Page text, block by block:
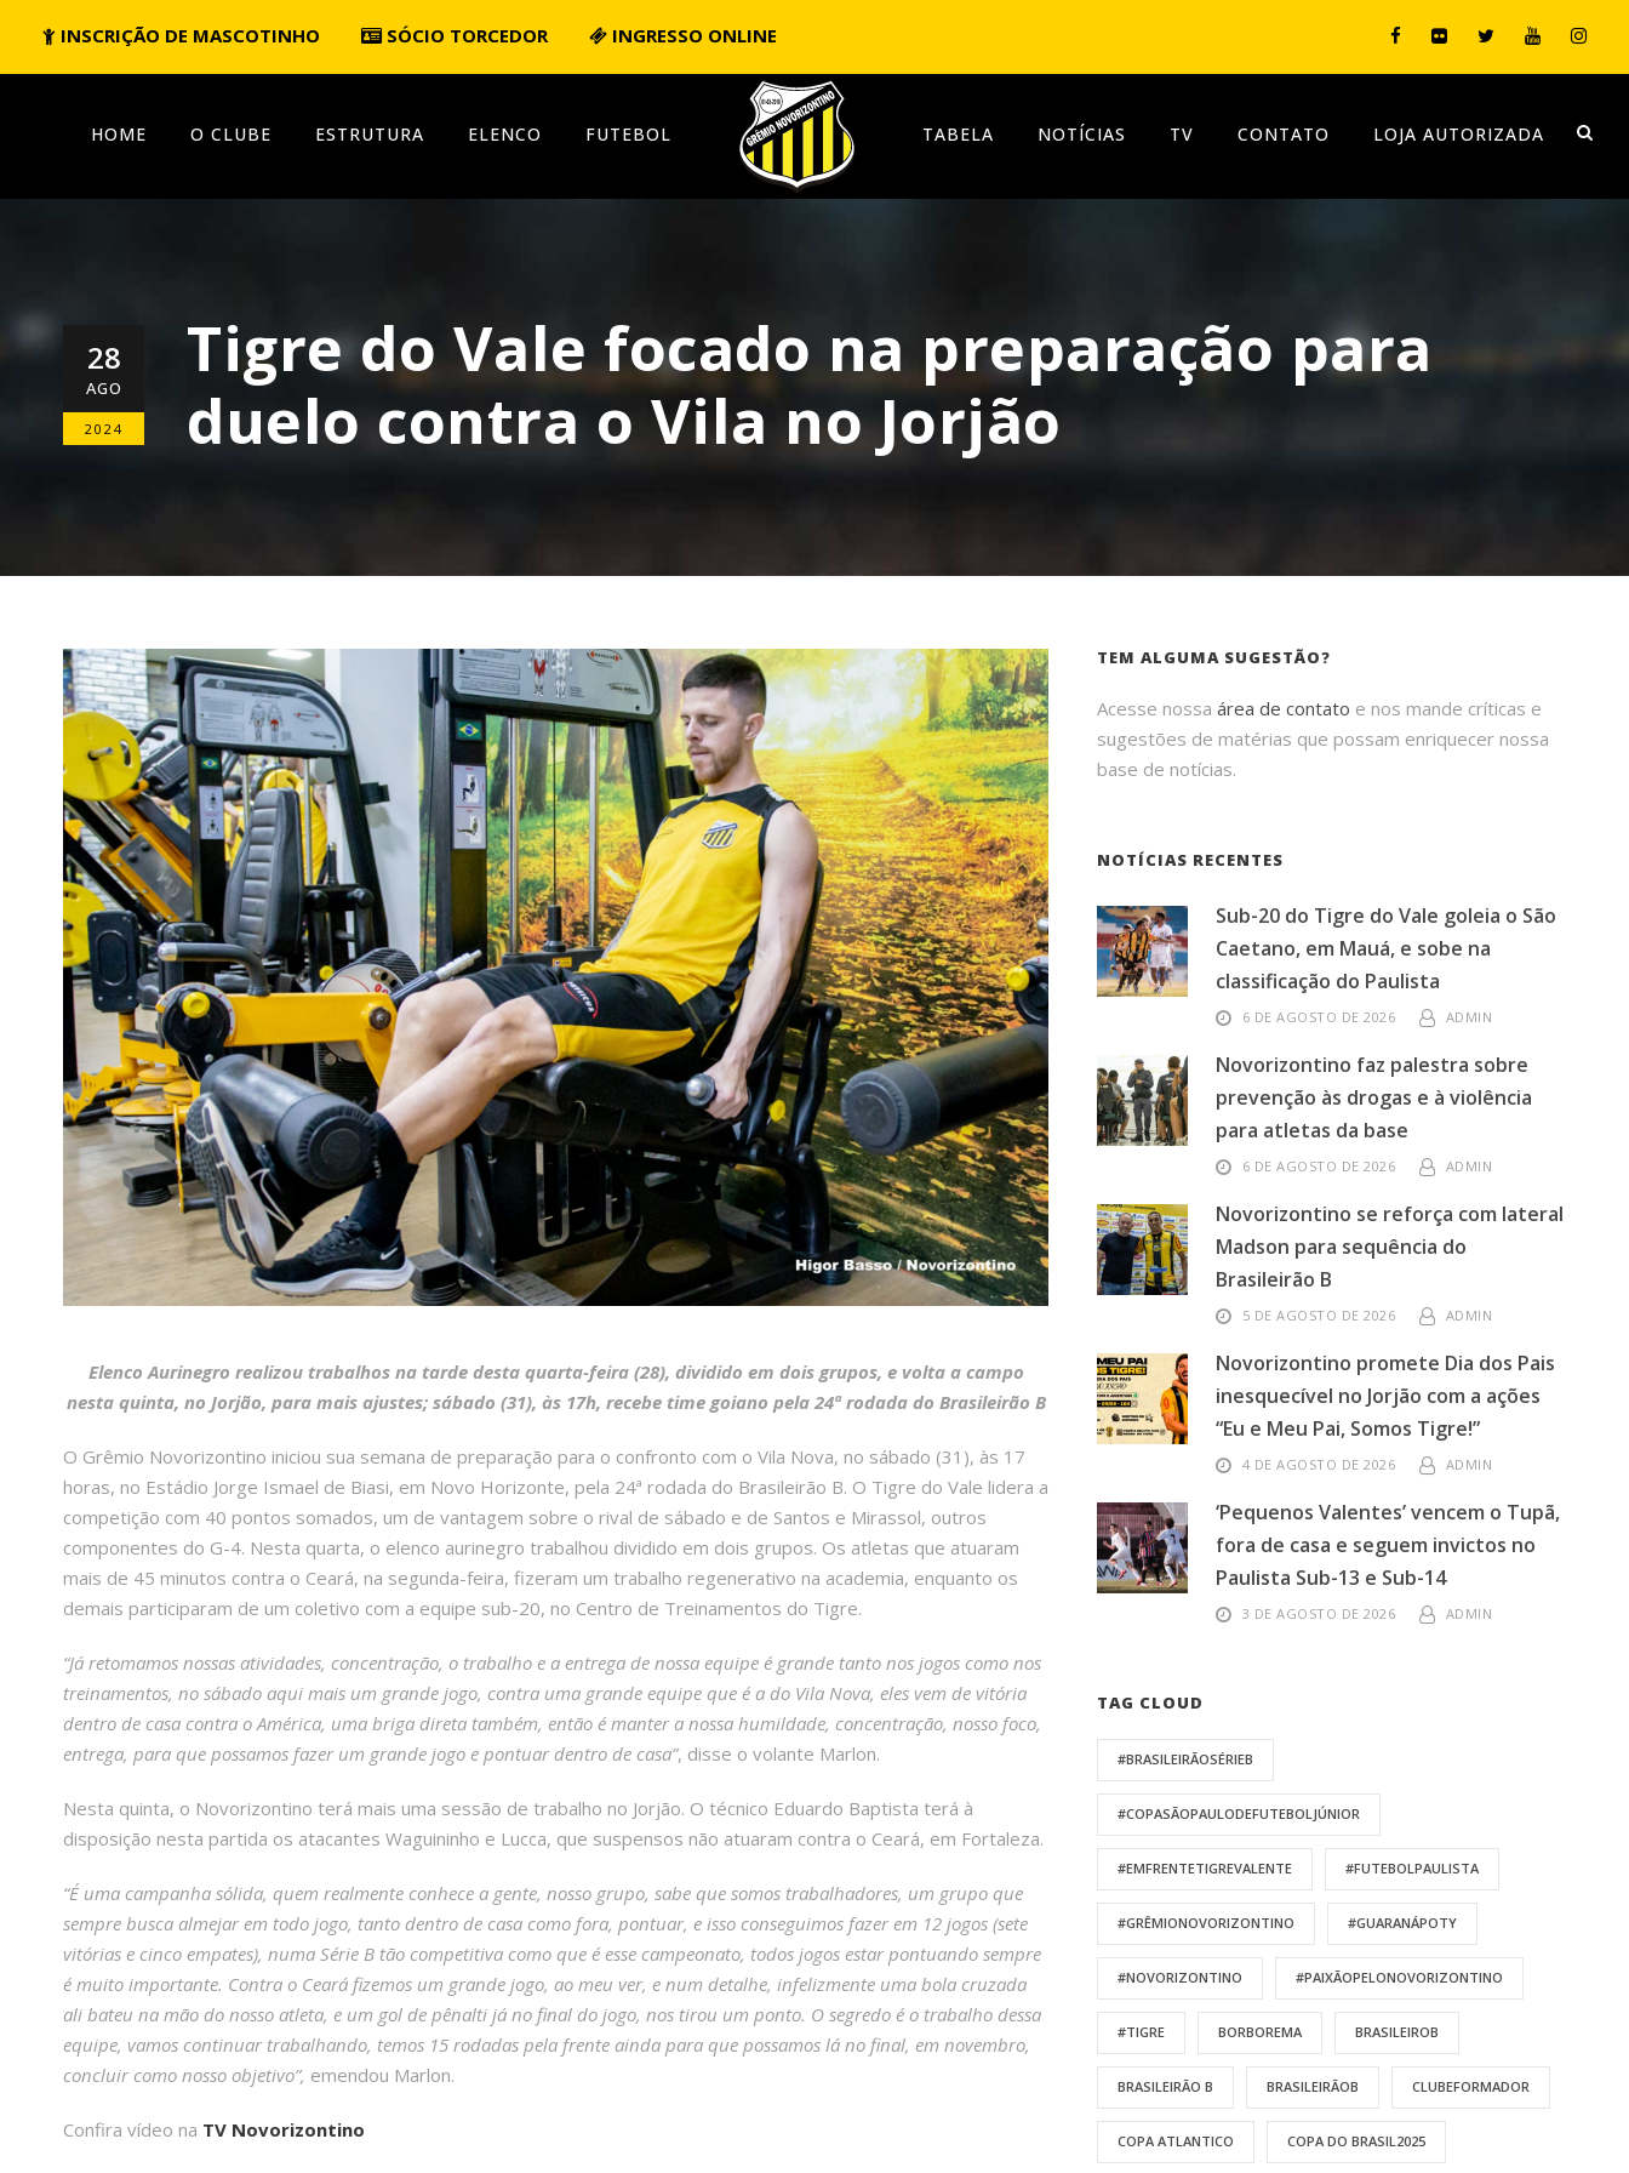
INSCRIÇÃO DE MASCOTINHO SÓCIO TORCEDOR INGRESSO ONLINE
HOME O CLUBE ESTRUTURA ELENCO FUTEBOL TABELA NOTÍCIAS TV CONTATO LOJA AUTORIZADA
28
AGO
2024
Tigre do Vale focado na preparação para
duelo contra o Vila no Jorjão
Elenco Aurinegro realizou trabalhos na tarde desta quarta-feira (28), dividido em dois grupos, e volta a campo
nesta quinta, no Jorjão, para mais ajustes; sábado (31), às 17h, recebe time goiano pela 24ª rodada do Brasileirão B
O Grêmio Novorizontino iniciou sua semana de preparação para o confronto com o Vila Nova, no sábado (31), às 17
horas, no Estádio Jorge Ismael de Biasi, em Novo Horizonte, pela 24ª rodada do Brasileirão B. O Tigre do Vale lidera a
competição com 40 pontos somados, um de vantagem sobre o rival de sábado e de Santos e Mirassol, outros
componentes do G-4. Nesta quarta, o elenco aurinegro trabalhou dividido em dois grupos. Os atletas que atuaram
mais de 45 minutos contra o Ceará, na segunda-feira, fizeram um trabalho regenerativo na academia, enquanto os
demais participaram de um coletivo com a equipe sub-20, no Centro de Treinamentos do Tigre.
“Já retomamos nossas atividades, concentração, o trabalho e a entrega de nossa equipe é grande tanto nos jogos como nos
treinamentos, no sábado aqui mais um grande jogo, contra uma grande equipe que é a do Vila Nova, eles vem de vitória
dentro de casa contra o América, uma briga direta também, então é manter a nossa humildade, concentração, nosso foco,
entrega, para que possamos fazer um grande jogo e pontuar dentro de casa”, disse o volante Marlon.
Nesta quinta, o Novorizontino terá mais uma sessão de trabalho no Jorjão. O técnico Eduardo Baptista terá à
disposição nesta partida os atacantes Waguininho e Lucca, que suspensos não atuaram contra o Ceará, em Fortaleza.
“É uma campanha sólida, quem realmente conhece a gente, nosso grupo, sabe que somos trabalhadores, um grupo que
sempre busca almejar em todo jogo, tanto dentro de casa como fora, pontuar, e isso conseguimos fazer em 12 jogos (sete
vitórias e cinco empates), numa Série B tão competitiva como que é esse campeonato, todos jogos estar pontuando sempre
é muito importante. Contra o Ceará fizemos um grande jogo, ao meu ver, e num detalhe, infelizmente uma bola cruzada
ali bateu na mão do nosso atleta, e um gol de pênalti já no final do jogo, nos tirou um ponto. O segredo é o trabalho dessa
equipe, vamos continuar trabalhando, temos 15 rodadas pela frente ainda para que possamos lá no final, em novembro,
concluir como nosso objetivo”, emendou Marlon.
Confira vídeo na TV Novorizontino
TEM ALGUMA SUGESTÃO?
Acesse nossaárea de contato e nos mande críticas e
sugestões de matérias que possam enriquecer nossa
base de notícias.
NOTÍCIAS RECENTES
Sub-20 do Tigre do Vale goleia o São
Caetano, em Mauá, e sobe na
classificação do Paulista
6 DE AGOSTO DE 2026 ADMIN
Novorizontino faz palestra sobre
prevenção às drogas e à violência
para atletas da base
6 DE AGOSTO DE 2026 ADMIN
Novorizontino se reforça com lateral
Madson para sequência do
Brasileirão B
5 DE AGOSTO DE 2026 ADMIN
Novorizontino promete Dia dos Pais
inesquecível no Jorjão com a ações
“Eu e Meu Pai, Somos Tigre!”
4 DE AGOSTO DE 2026 ADMIN
‘Pequenos Valentes’ vencem o Tupã,
fora de casa e seguem invictos no
Paulista Sub-13 e Sub-14
3 DE AGOSTO DE 2026 ADMIN
TAG CLOUD
#BRASILEIRÃOSÉRIEB
#COPASÃOPAULODEFUTEBOLJÚNIOR
#EMFRENTETIGREVALENTE #FUTEBOLPAULISTA
#GRÊMIONOVORIZONTINO #GUARANÁPOTY
#NOVORIZONTINO #PAIXÃOPELONOVORIZONTINO
#TIGRE BORBOREMA BRASILEIROB
BRASILEIRÃO B BRASILEIRÃOB CLUBEFORMADOR
COPA ATLANTICO COPA DO BRASIL2025